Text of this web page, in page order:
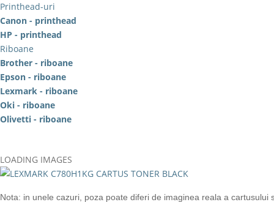
Printhead-uri
Canon - printhead
HP - printhead
Riboane
Brother - riboane
Epson - riboane
Lexmark - riboane
Oki - riboane
Olivetti - riboane
LOADING IMAGES
Nota: in unele cazuri, poza poate diferi de imaginea reala a